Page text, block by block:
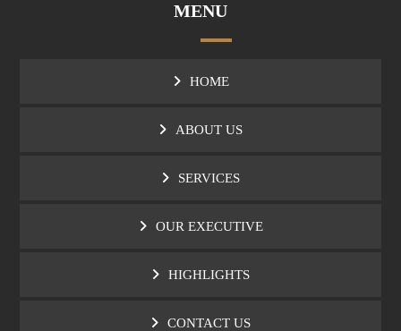
MENU
HOME
ABOUT US
SERVICES
OUR EXECUTIVE
HIGHLIGHTS
CONTACT US